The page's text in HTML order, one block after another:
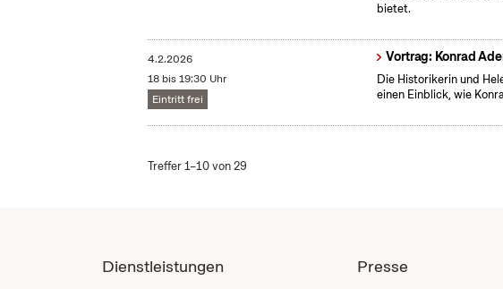
bietet.
4.2.2026
18 bis 19:30 Uhr
Eintritt frei
Vortrag: Konrad
Die Historikerin und
einen Einblick, wie
Treffer 1–10 von 29
Dienstleistungen
Presse